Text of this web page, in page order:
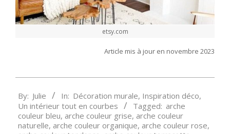
etsy.com
Article mis à jour en novembre 2023
01-
06
By: Julie In: Décoration murale, Inspiration déco,
Un intérieur tout en courbes
Tagged: arche
couleur bleu, arche couleur grise, arche couleur
naturelle, arche couleur organique, arche couleur rose,